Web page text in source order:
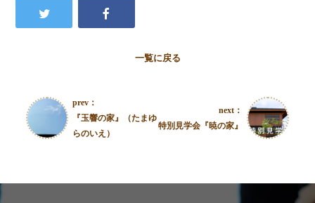
一覧に戻る
prev：
『玉響の家』（たまゆ
らのいえ）
next：
特別見学会『暁の家』